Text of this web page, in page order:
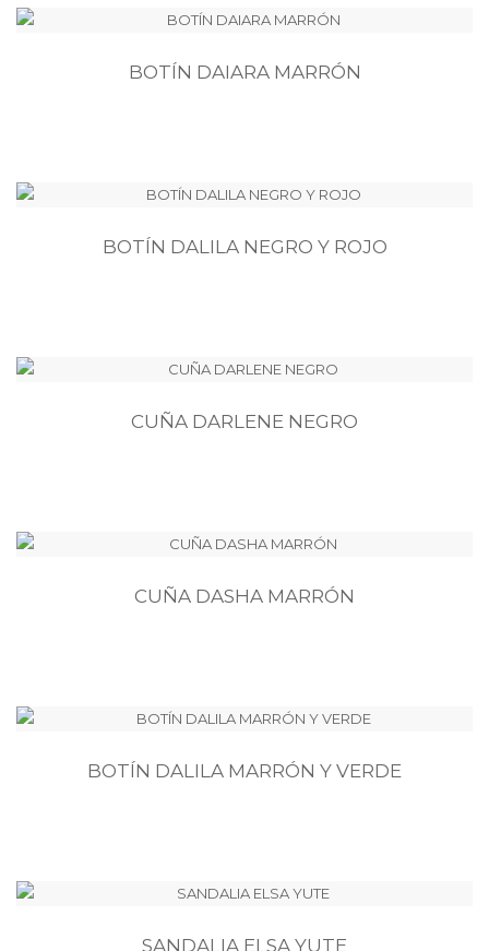
BOTÍN DAIARA MARRÓN
BOTÍN DALILA NEGRO Y ROJO
CUÑA DARLENE NEGRO
CUÑA DASHA MARRÓN
BOTÍN DALILA MARRÓN Y VERDE
SANDALIA ELSA YUTE